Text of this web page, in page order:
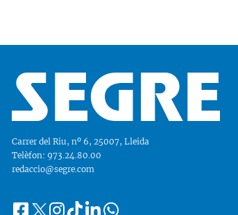
Carrer del Riu, nº 6, 25007, Lleida
Telèfon: 973.24.80.00
redaccio@segre.com
FacebookInstagram
TiktokLinkedin
Whatsapp